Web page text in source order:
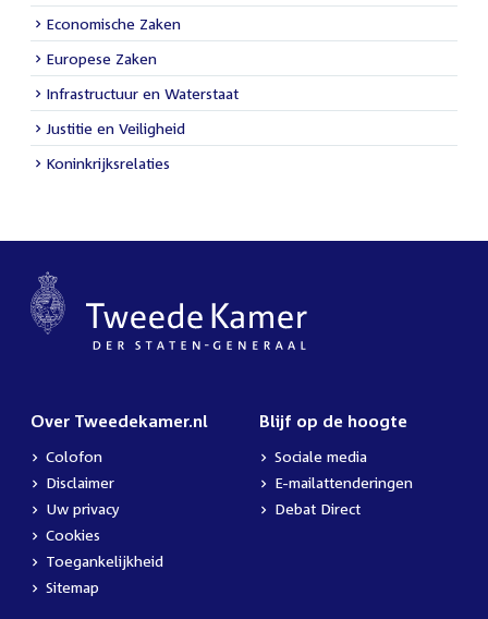
Economische Zaken
Europese Zaken
Infrastructuur en Waterstaat
Justitie en Veiligheid
Koninkrijksrelaties
Over Tweedekamer.nl
Colofon
Disclaimer
Uw privacy
Cookies
Toegankelijkheid
Sitemap
Blijf op de hoogte
Sociale media
E-mailattenderingen
Debat Direct